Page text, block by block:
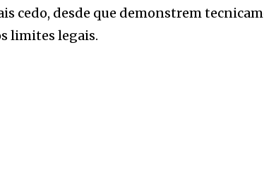
cedo, desde que demonstrem
limites legais.